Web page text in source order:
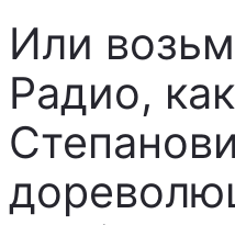
Или
Радио,